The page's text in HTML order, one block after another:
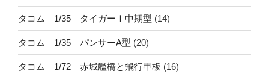
タコム 1/35 タイガーⅠ中期型 (14)
タコム 1/35 パンサーA型 (20)
タコム 1/72 赤城艦橋と飛行甲板 (16)